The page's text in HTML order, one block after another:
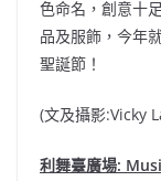
色命名，創意十
品及服飾，今年
聖誕節！
(文及攝影:Vicky
利舞臺廣場: